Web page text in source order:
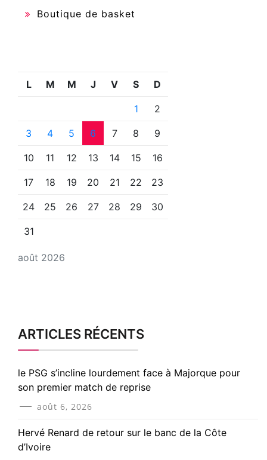
Boutique de basket
août 2026
L M M J V S D
1 2
3 4 5 6 7 8 9
10 11 12 13 14 15 16
17 18 19 20 21 22 23
24 25 26 27 28 29 30
31
ARTICLES RÉCENTS
le PSG s’incline lourdement face à Majorque pour
son premier match de reprise
août 6, 2026
Hervé Renard de retour sur le banc de la Côte
d’Ivoire